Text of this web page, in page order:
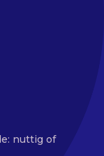
nuttig of